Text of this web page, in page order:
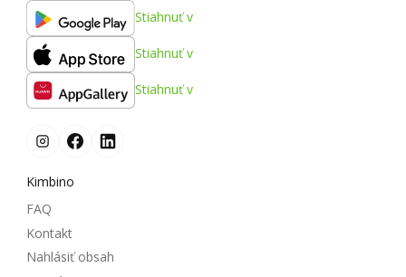
Stiahnuť v
Stiahnuť v
Stiahnuť v
Kimbino
FAQ
Kontakt
Nahlásiť obsah